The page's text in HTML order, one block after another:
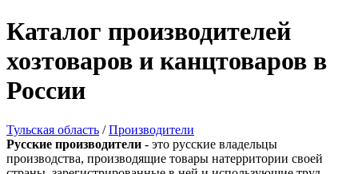
Каталог производителей
хозтоваров и канцтоваров в
России
Тульская область /Производители
Русские производители - это русские владельцы
производства, производящие товары натерритории своей